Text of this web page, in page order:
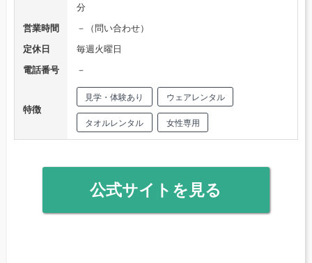
分
営業時間
－（問い合わせ）
定休日
毎週火曜日
電話番号
－
特徴
見学・体験あり ウェアレンタル
タオルレンタル 女性専用
公式サイトを見る